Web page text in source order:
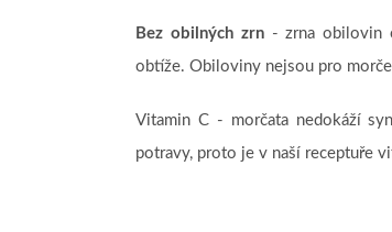
Bez obilných zrn- zrna obilovin
obtíže. Obiloviny nejsou pro
Vitamin C - morčata nedokáží
potravy, proto je v naší receptuře